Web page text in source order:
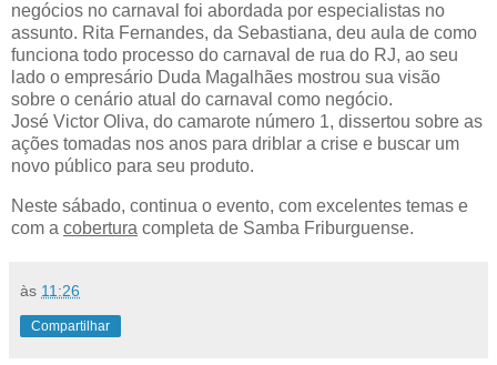
negócios no carnaval foi abordada por especialistas no
assunto. Rita Fernandes, da Sebastiana, deu aula de como
funciona todo processo do carnaval de rua do RJ, ao seu
lado o empresário Duda Magalhães mostrou sua visão
sobre o cenário atual do carnaval como negócio.
José Victor Oliva, do camarote número 1, dissertou sobre as
ações tomadas nos anos para driblar a crise e buscar um
novo público para seu produto.
Neste sábado, continua o evento, com excelentes temas e
com a cobertura completa de Samba Friburguense.
às 11:26
Compartilhar